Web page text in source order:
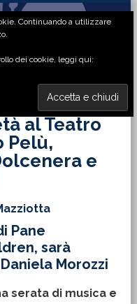
al Teatro
Pelù,
e
Pane
sarà
Morozzi
serata di musica e
Continuando a utilizzare
dei cookie, leggi qui: